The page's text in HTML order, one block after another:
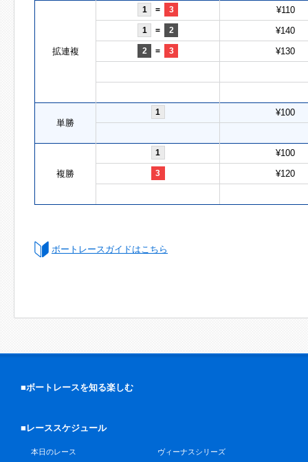
拡連複
1 = 3 ¥110
1 = 2 ¥140
2 = 3 ¥130
単勝
1 ¥100
複勝
1 ¥100
3 ¥120
ボートレースガイドはこちら
■ボートレースを知る楽しむ
■レーススケジュール
本日のレース
ヴィーナスシリーズ